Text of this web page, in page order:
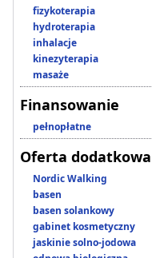
fizykoterapia
hydroterapia
inhalacje
kinezyterapia
masaże
Finansowanie
pełnopłatne
Oferta
Nordic Walking
basen
basen solankowy
gabinet kosmetyczny
jaskinie solno-jodowa